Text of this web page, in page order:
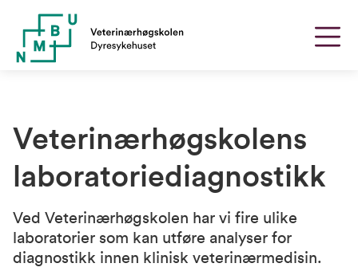
Veterinærhøgskolens
laboratorie­diagnostikk
Ved Veterinærhøgskolen har vi fire ulike
laboratorier som kan utføre analyser for
diagnostikk innen klinisk veterinærmedisin.